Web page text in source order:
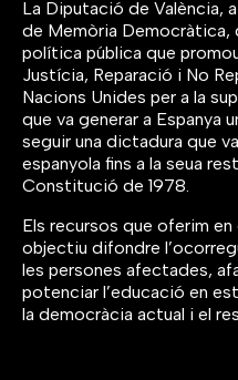
La Diputació de València,
de Memòria Democràtica,
política pública que
Justícia, Reparació i No
Nacions Unides per a la
que va generar a Espanya
seguir una dictadura que
espanyola fins a la seua
Constitució de 1978.
Els recursos que oferim
objectiu difondre
les persones afectades,
potenciar l’educació en
la democràcia actual i el